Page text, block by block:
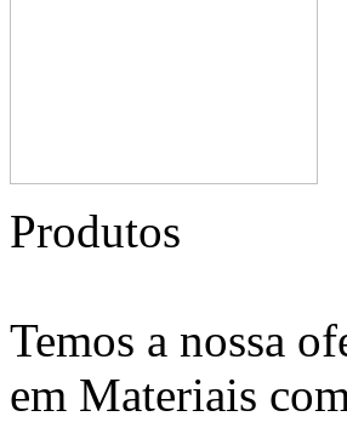
Produtos
Temos a nossa
em Materiais